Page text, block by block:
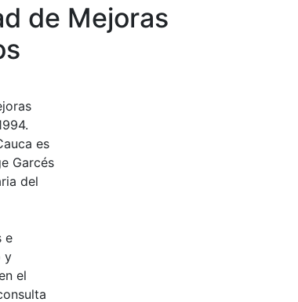
de Mejoras
es
Garcés
del
e
y
el